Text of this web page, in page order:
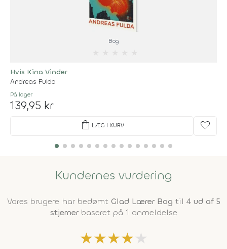
Bog
Hvis Kina Vinder
Andreas Fulda
På lager
139,95 kr
shopping_bag LÆG I KURV favorite
Kundernes vurdering
Vores brugere har bedømt Glad Lærer Bog til 4 ud af 5
stjernerbaseret på 1 anmeldelse
★★★★★